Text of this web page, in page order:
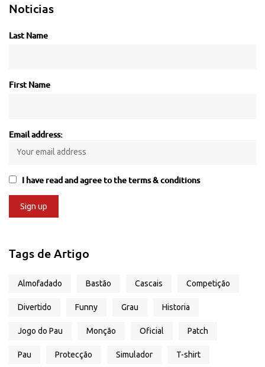
Noticias
Last Name
First Name
Email address:
I have read and agree to the terms & conditions
Tags de Artigo
Almofadado Bastão Cascais Competição
Divertido Funny Grau Historia
Jogo do Pau Monção Oficial Patch
Pau Protecção Simulador T-shirt